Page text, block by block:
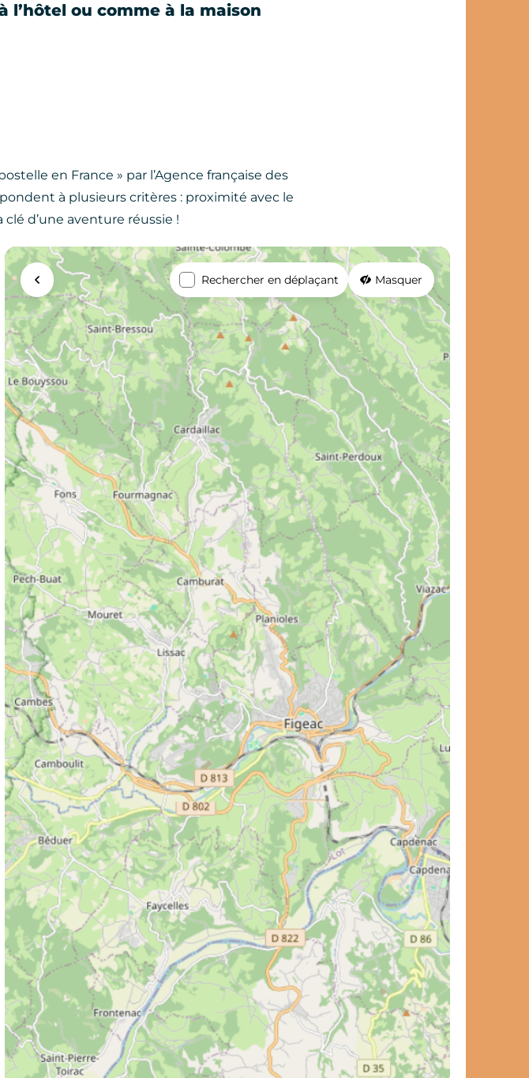
ou comme à la maison
en France » par l’Agence française des
à plusieurs critères : proximité avec le
d’une aventure réussie !
?
cette page au carnet de voyage ?
?
cette page au carnet de voyage ?
Agrandir la carte Rechercher en déplaçant Masquer